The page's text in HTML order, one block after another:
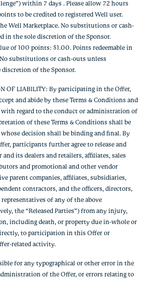
within 7 days . Please allow 72 hours
to be credited to registered Well user.
Well Marketplace. No substitutions or cash-
in the sole discretion of the Sponsor.
of 100 points: $1.00. Points redeemable in
substitutions or cash-outs unless
of the Sponsor.
OF LIABILITY: By participating in the Offer,
and abide by these Terms & Conditions and
with regard to the conduct or administration of
of these Terms & Conditions shall be
decision shall be binding and final. By
participants further agree to release and
and its dealers and retailers, affiliates, sales
and promotional and other vendor
parent companies, affiliates, subsidiaries,
contractors, and the officers, directors,
representatives of any of the above
the “Released Parties”) from any injury,
including death, or property due in-whole or
to participation in this Offer or
related activity.
for any typographical or other error in the
of the Offer, or errors relating to